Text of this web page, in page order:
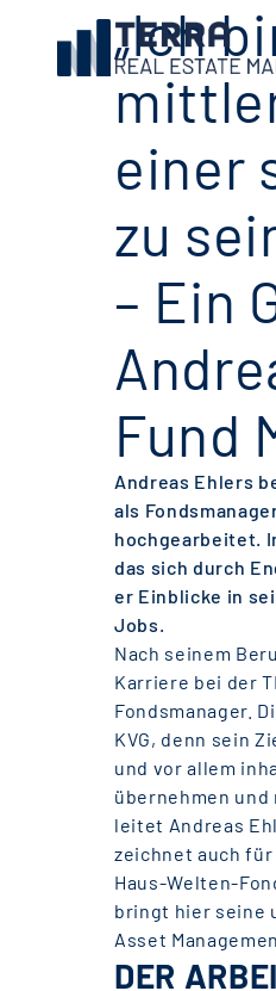
„Ich
einer
zu
– Ein
Fund
Andreas Ehlers
als
hochgearbeitet.
das sich durch
er Einblicke in
Jobs.
Nach seinem
Karriere bei der
Fondsmanager.
KVG, denn sein
und vor allem
übernehmen
leitet Andreas
zeichnet auch
Haus-Welten-
bringt hier seine
Asset
DER